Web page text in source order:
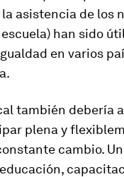
asistencia de los
han sido
en varios
también debería
plena y
cambio.